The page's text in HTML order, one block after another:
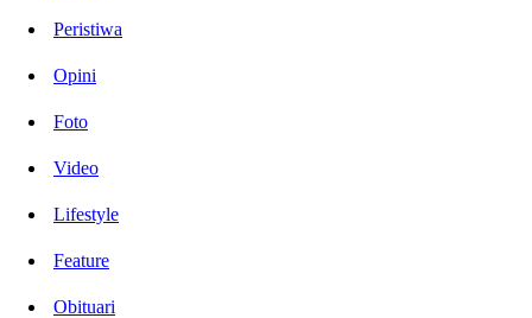
Peristiwa
Opini
Foto
Video
Lifestyle
Feature
Obituari